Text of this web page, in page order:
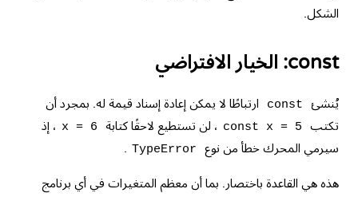
الشكل.
const: الخيار الافتراضي
يُنشئ const
ارتباطًا لا يمكن إعادة إسناد قيمة له. بمجرد أن
تكتب
const x = 5 ، لن تستطيع لاحقًا كتابة x = 6 ، إذ
سيرمي المحرك خطأ من نوع
TypeError
.
هذه هي القاعدة باختصار. بما أن معظم المتغيرات في أي برنامج